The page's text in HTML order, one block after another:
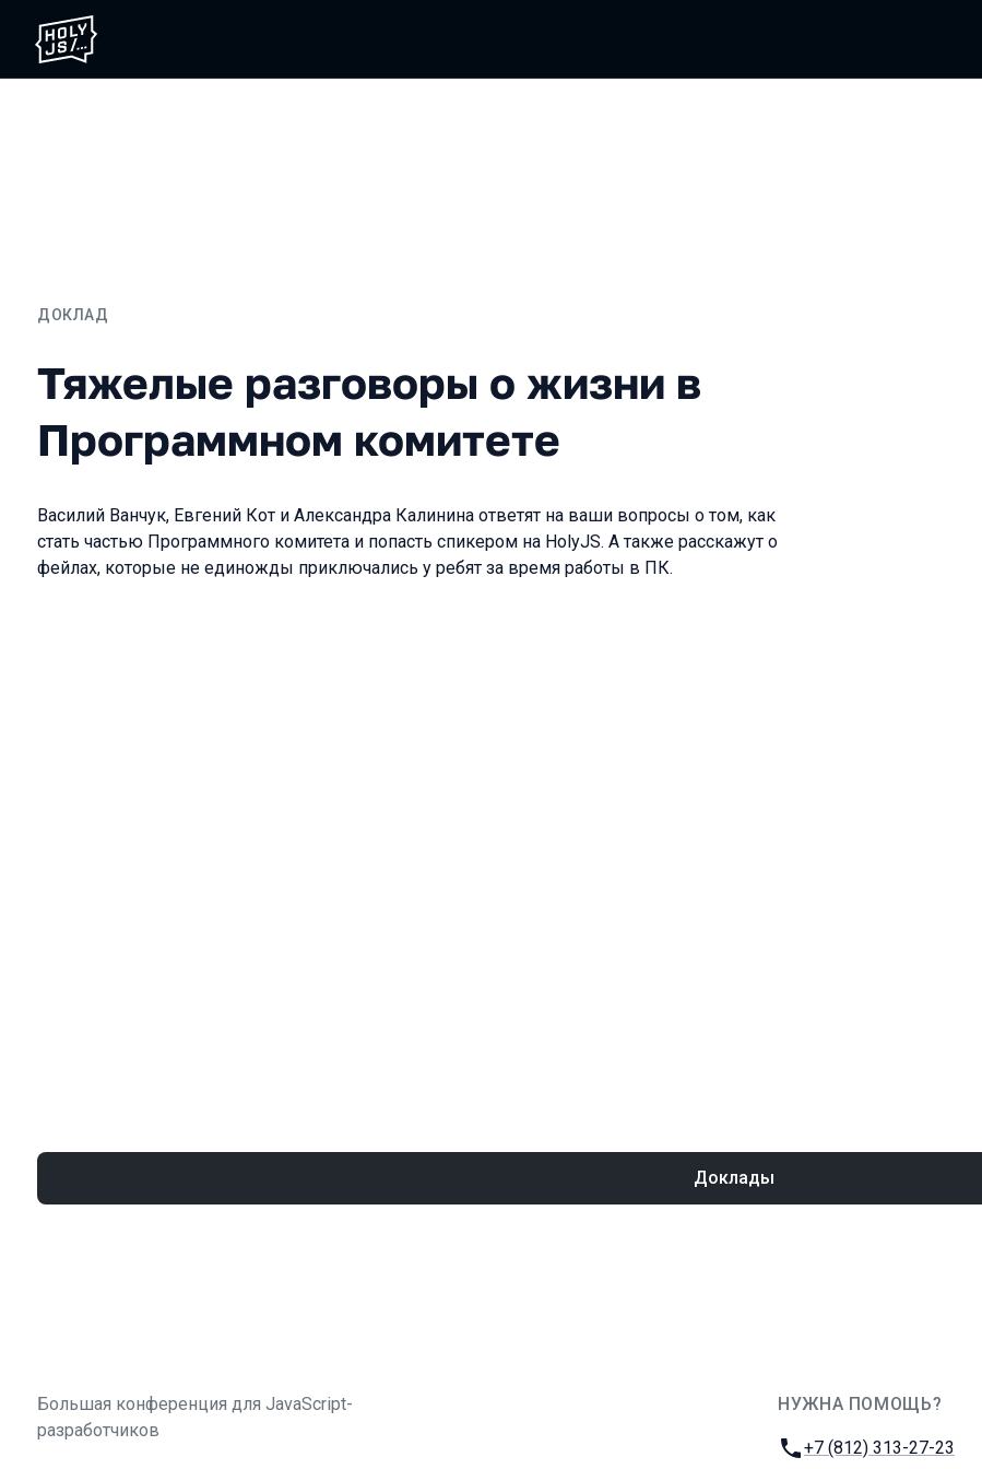
ДОКЛАД
Тяжелые разговоры о жизни в Программном комитете
Тяжелые разговоры о жизни в
Программном комитете
Василий Ванчук, Евгений Кот и Александра Калинина ответят на ваши вопросы о том, как
стать частью Программного комитета и попасть спикером на HolyJS. А также расскажут о
фейлах, которые не единожды приключались у ребят за время работы в ПК.
Доклады
Большая конференция для JavaScript-
разработчиков
НУЖНА ПОМОЩЬ?
Телефон:
+7 (812) 313-27-23